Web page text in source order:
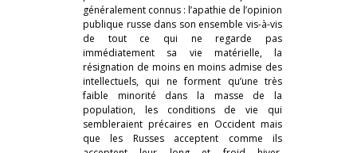
généralement connus : l’apathie de l’opinion
publique russe dans son ensemble vis-à-vis
de tout ce qui ne regarde pas
immédiatement sa vie matérielle, la
résignation de moins en moins admise des
intellectuels, qui ne forment qu’une très
faible minorité dans la masse de la
population, les conditions de vie qui
sembleraient précaires en Occident mais
que les Russes acceptent comme ils